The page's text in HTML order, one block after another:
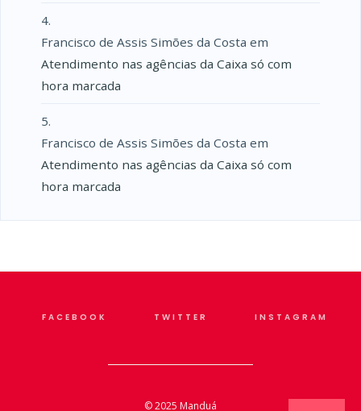
Francisco de Assis Simões da Costa em
Atendimento nas agências da Caixa só com
hora marcada
Francisco de Assis Simões da Costa em
Atendimento nas agências da Caixa só com
hora marcada
FACEBOOK TWITTER INSTAGRAM
© 2025 Manduá